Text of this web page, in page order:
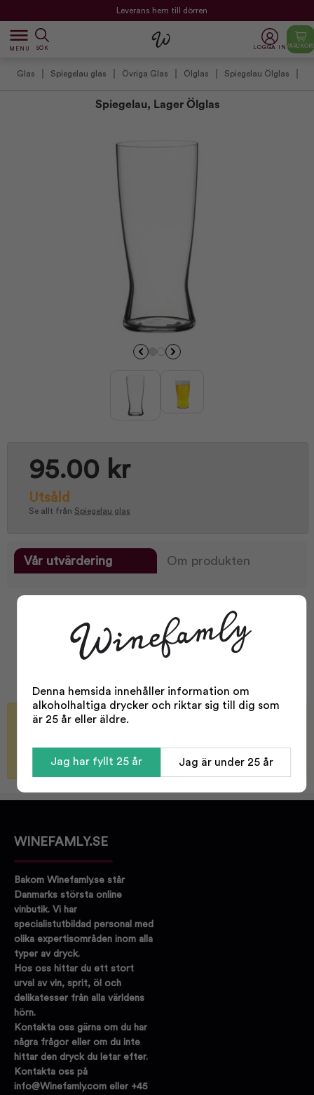
Leverans hem till dörren
dehaze
MENU SÖK LOGGA IN
Glas Spiegelau glas Övriga Glas Ölglas Spiegelau Ölglas
Spiegelau, Lager Ölglas
95.00 kr
Utsåld
Se allt från Spiegelau glas
Vår utvärdering Om produkten
Facts
Typ:
Bli meddelad när varan finns i lager igen
Skicka
WINEFAMLY.SE
Bakom Winefamly.se står
Danmarks största online
vinbutik. Vi har
specialistutbildad personal med
olika expertisområden inom alla
typer av dryck.
Hos oss hittar du ett stort
urval av vin, sprit, öl och
delikatesser från alla världens
hörn.
Kontakta oss gärna om du har
några frågor eller om du inte
hittar den dryck du letar efter.
Kontakta oss på
info@Winefamly.com eller +45
Denna hemsida innehåller information om
alkoholhaltiga drycker och riktar sig till dig som
är 25 år eller äldre.
Jag har fyllt 25 år Jag är under 25 år